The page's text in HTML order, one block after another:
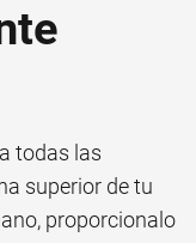
todas las
superior de tu
proporcionalo